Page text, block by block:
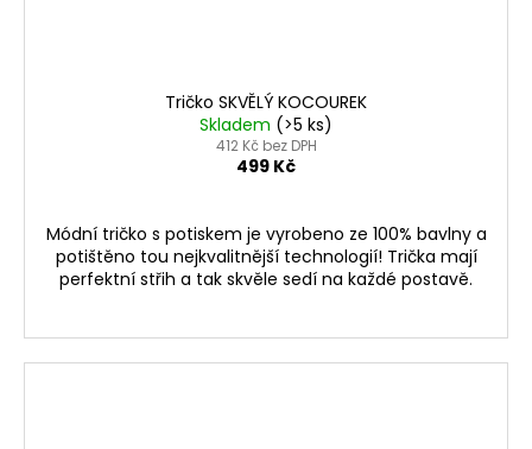
Tričko SKVĚLÝ KOCOUREK
Skladem (>5 ks)
412 Kč bez DPH
499 Kč
Módní tričko s potiskem je vyrobeno ze 100% bavlny a
potištěno tou nejkvalitnější technologií! Trička mají
perfektní střih a tak skvěle sedí na každé postavě.